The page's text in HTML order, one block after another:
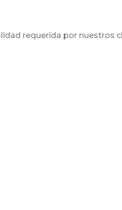
requerida por nuestros